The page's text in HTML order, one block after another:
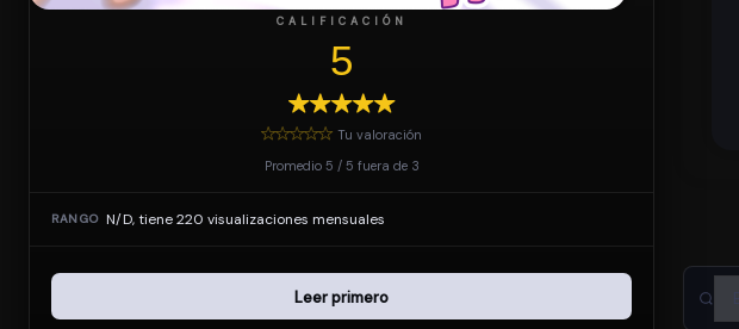
CALIFICACIÓN
5
Tu valoración
Promedio 5 / 5 fuera de 3
RANGO N/D, tiene 220 visualizaciones mensuales
Leer primero